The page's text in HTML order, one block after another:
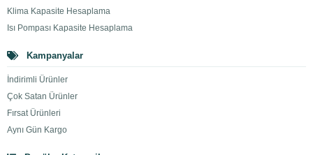
Klima Kapasite Hesaplama
Isı Pompası Kapasite Hesaplama
Kampanyalar
İndirimli Ürünler
Çok Satan Ürünler
Fırsat Ürünleri
Aynı Gün Kargo